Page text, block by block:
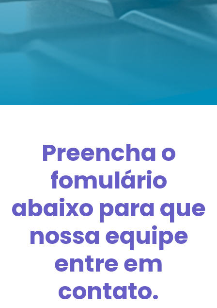
Preencha o
fomulário
abaixo para que
nossa equipe
entre em
contato.